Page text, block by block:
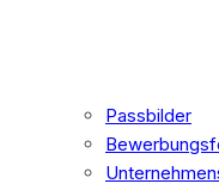
Passbilder